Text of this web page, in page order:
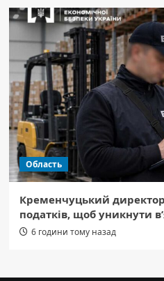
Область
Кременчуцький
податків, щоб уникнути
6 години тому назад